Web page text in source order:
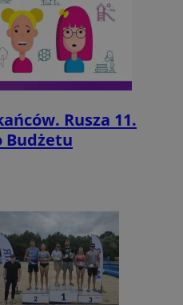
Rusza 11.
Budżetu